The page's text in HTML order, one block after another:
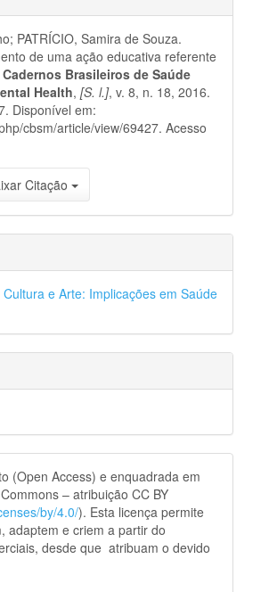
PATRÍCIO, Samira de Souza.
de uma ação educativa referente
Cadernos Brasileiros de Saúde
Health,[S. l.], v. 8, n. 18, 2016.
Disponível em:
cbsm/article/view/69427. Acesso
Citação
e Arte: Implicações em Saúde
(Open Access) e enquadrada em
– atribuição CC BY
by/4.0/). Esta licença permite
adaptem e criem a partir do
desde que atribuam o devido